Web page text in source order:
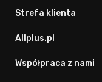
Strefa klienta
Allplus.pl
Współpraca z nami